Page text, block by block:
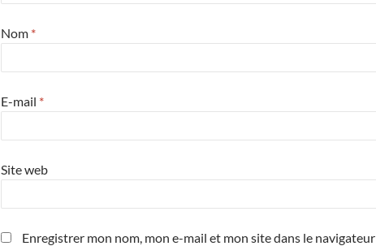
Nom *
E-mail *
Site web
Enregistrer mon nom, mon e-mail et mon site dans le navigateur